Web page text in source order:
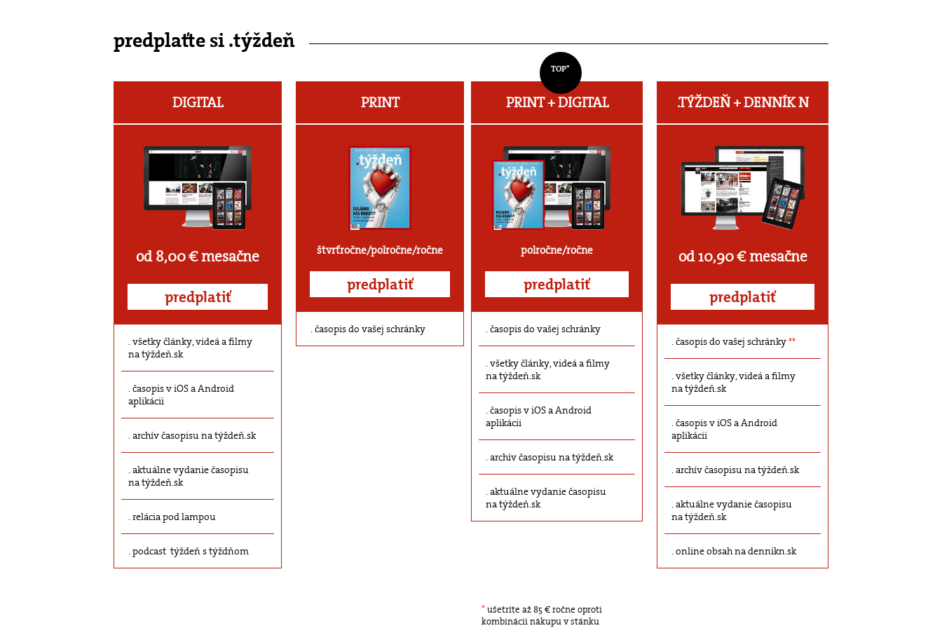
predplaťte si .týždeň
DIGITAL
od 8,00 € mesačne
predplatiť
všetky články, videá a filmy
na týždeň.sk
časopis v iOS a Android
aplikácii
archív časopisu na týždeň.sk
aktuálne vydanie časopisu
na týždeň.sk
relácia pod lampou
podcast týždeň s týždňom
PRINT
štvrťročne/polročne/ročne
predplatiť
časopis do vašej schránky
TOP*
PRINT + DIGITAL
polročne/ročne
predplatiť
časopis do vašej schránky
všetky články, videá a filmy
na týždeň.sk
časopis v iOS a Android
aplikácii
archív časopisu na týždeň.sk
aktuálne vydanie časopisu
na týždeň.sk
.TÝŽDEŇ +DENNÍK N
od 10,90 € mesačne
predplatiť
časopis do vašej schránky**
všetky články, videá a filmy
na týždeň.sk
časopis v iOS a Android
aplikácii
archív časopisu na týždeň.sk
aktuálne vydanie časopisu
na týždeň.sk
online obsah na dennikn.sk
* ušetríte až 85 € ročne oproti
kombinácii nákupu v stánku